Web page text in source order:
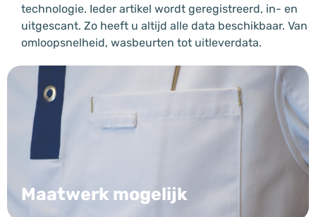
technologie. Ieder artikel wordt geregistreerd, in- en
uitgescant. Zo heeft u altijd alle data beschikbaar. Van
omloopsnelheid, wasbeurten tot uitleverdata.
Maatwerk mogelijk